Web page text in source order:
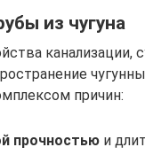
из чугуна
причин:
прочностью и